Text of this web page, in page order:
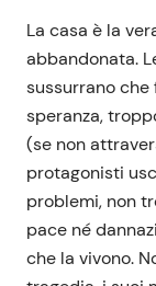
La casa è la
abbandonata.
sussurrano che
speranza,
(se non
protagonisti
problemi, non
pace né
che la vivono.